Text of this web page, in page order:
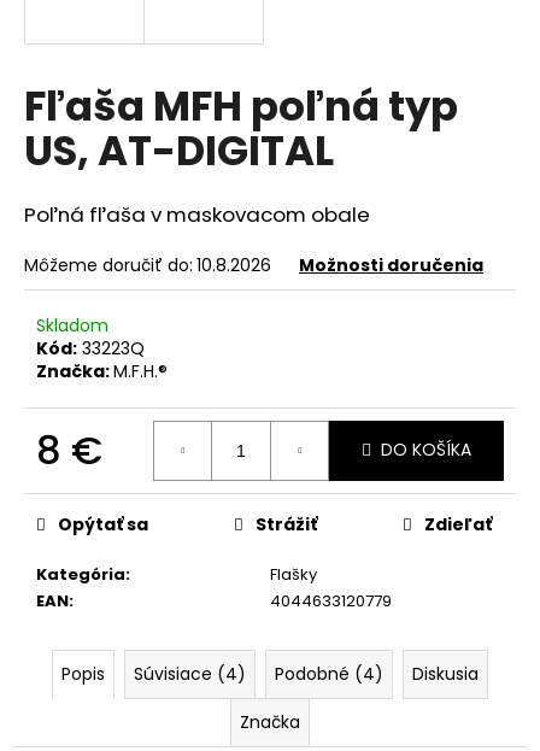
Fľaša MFH poľná typ
US, AT-DIGITAL
Poľná fľaša v maskovacom obale
Môžeme doručiť do: 10.8.2026 Možnosti doručenia
Skladom
Kód: 33223Q
Značka:M.F.H.®
8 €
cena:
DO KOŠÍKA
Kategória:
Flašky
EAN: 4044633120779
Opýtať sa Strážiť Zdieľať
Popis Súvisiace (4) Podobné (4)
Diskusia
Značka
s
ť
?
HĽADAŤ
O
d
p
o
r
ú
a
m